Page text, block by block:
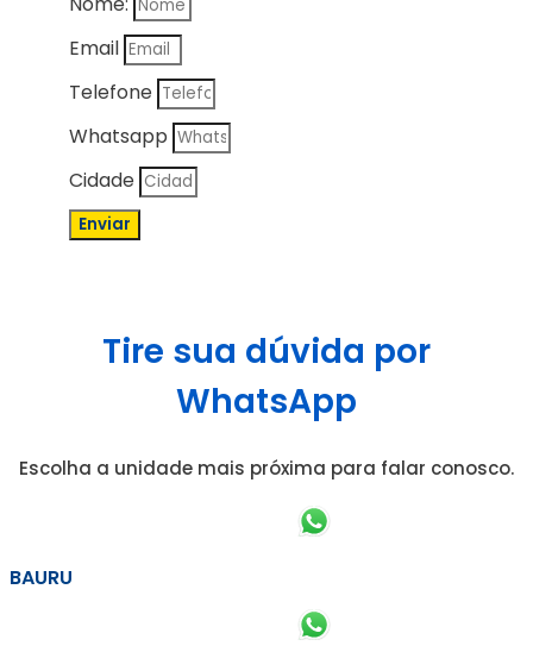
Email
Telefone
Whatsapp
Cidade
Enviar
Tire sua dúvida por
WhatsApp
Escolha a unidade mais próxima para falar conosco.
BAURU